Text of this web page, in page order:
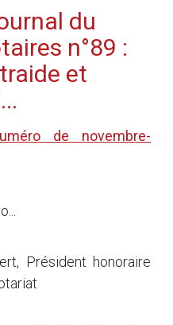
du
n°89 :
et
de novembre-
Président honoraire